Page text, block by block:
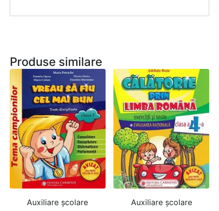
Produse similare
Auxiliare şcolare
Auxiliare şcolare